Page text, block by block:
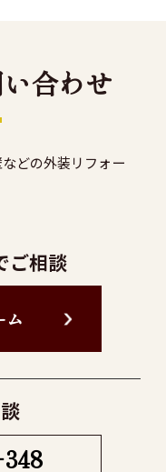
合わせ
どの外装リフォー
ご相談
ム